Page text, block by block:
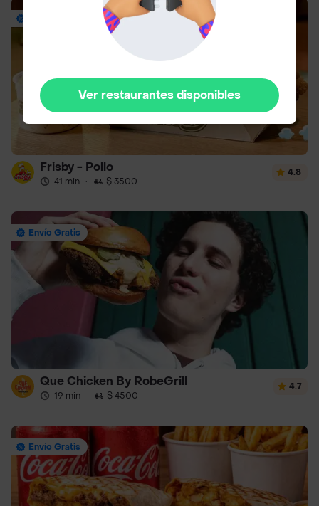
Frisby - Pollo
41 min · $ 3500
4.8
Envío Gratis
Que Chicken By RobeGrill
19 min · $ 4500
4.7
Envío Gratis
Ver restaurantes disponibles